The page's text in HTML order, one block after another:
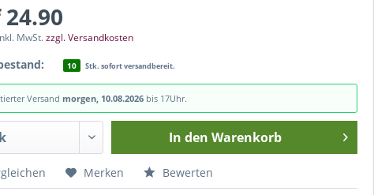
MwSt.zzgl. Versandkosten
10 Stk. sofort versandbereit.
Versand morgen, 10.08.2026 bis 17Uhr.
In den Warenkorb
Merken Bewerten